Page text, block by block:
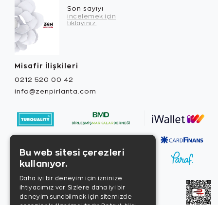
Son sayıyı
incelemek için
tıklayınız.
Misafir İlişkileri
0212 520 00 42
info@zenpirlanta.com
Bu web sitesi çerezleri
kullanıyor.
Daha iyi bir deneyim için izninize
ihtiyacımız var. Sizlere daha iyi bir
deneyim sunabilmek için sitemizde